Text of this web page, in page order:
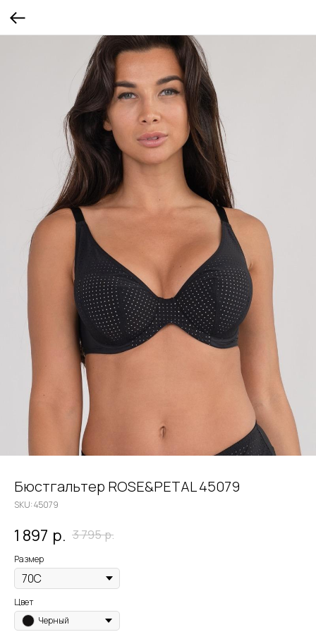
Бюстгальтер ROSE&PETAL 45079
SKU:45079
1 897 р. 3 795р.
Размер
Цвет
Черный